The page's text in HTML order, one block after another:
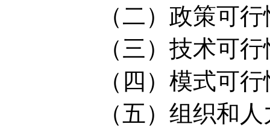
（二）政策可行
（三）技术可行
（四）模式可行
（五）组织和人力